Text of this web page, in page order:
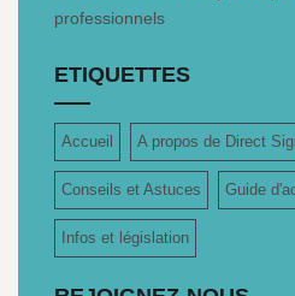
professionnels
ETIQUETTES
Accueil A propos de Direct
Conseils et Astuces Guide
Infos et législation